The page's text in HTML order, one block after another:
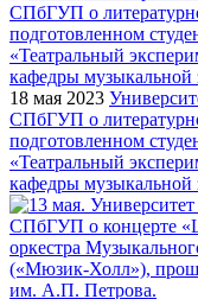
18 мая 2023
СПбГУП о
подготовленном
«Театральный
кафедры музыкальной